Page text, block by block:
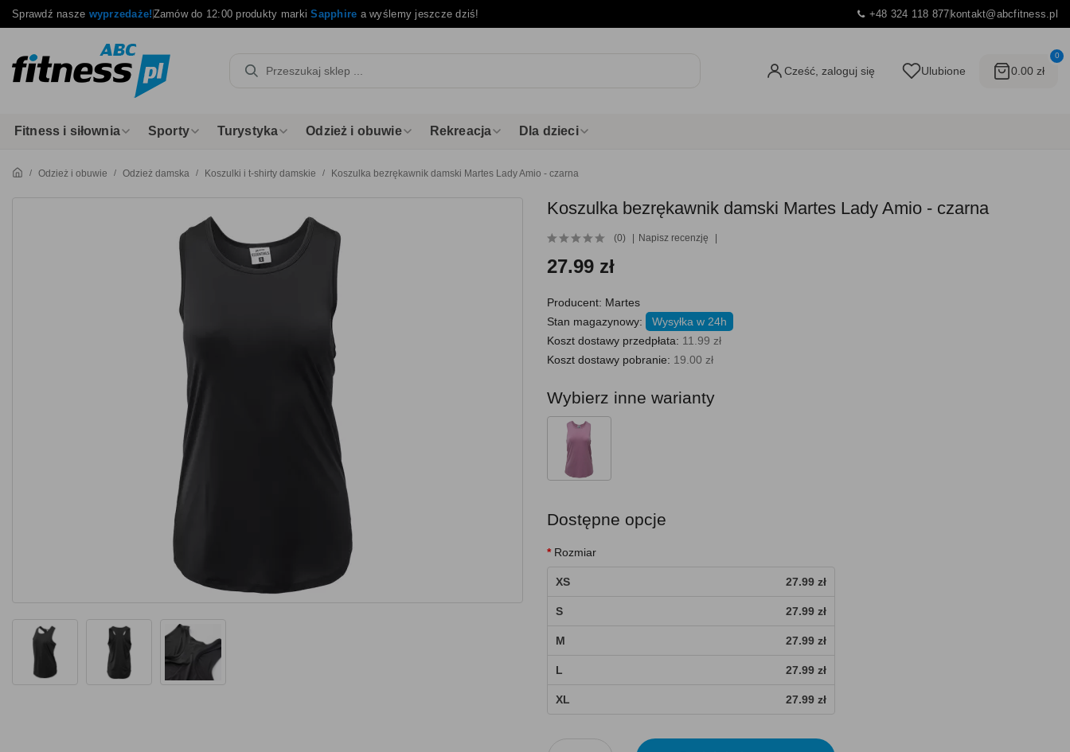
Sprawdź nasze wyprzedaże!Zamów do 12:00 produkty markiSapphire a wyślemy jeszcze dziś! +48 324 118 877kontakt@abcfitness.pl
Cześć, zaloguj się Ulubione
0
0.00 zł
Fitness i siłownia Sporty Turystyka Odzież i obuwie Rekreacja Dla dzieci
Odzież i obuwie Odzież damska Koszulki i t-shirty damskie Koszulka bezrękawnik damski Martes Lady Amio - czarna
Koszulka bezrękawnik damski Martes Lady Amio - czarna
(0) Napisz recenzję
27.99 zł
Producent: Martes
Stan magazynowy:
Wysyłka w 24h
Koszt dostawy przedpłata: 11.99 zł
Koszt dostawy pobranie: 19.00 zł
Wybierz inne warianty
Dostępne opcje
Rozmiar
XS 27.99 zł
S 27.99 zł
M 27.99 zł
L 27.99 zł
XL 27.99 zł